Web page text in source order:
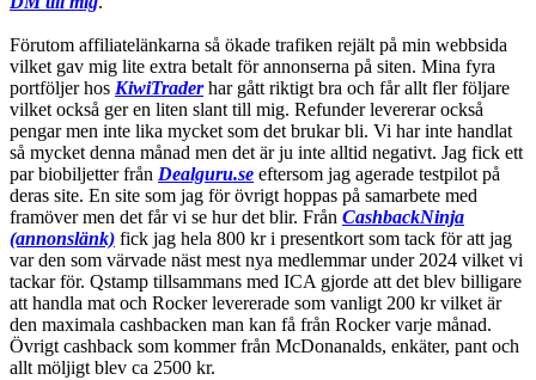
Förutom affiliatelänkarna så ökade trafiken rejält på min webbsida
vilket gav mig lite extra betalt för annonserna på siten. Mina fyra
portföljer hos KiwiTraderhar gått riktigt bra och får allt fler följare
vilket också ger en liten slant till mig. Refunder levererar också
pengar men inte lika mycket som det brukar bli. Vi har inte handlat
så mycket denna månad men det är ju inte alltid negativt. Jag fick ett
par biobiljetter från Dealguru.se eftersom jag agerade testpilot på
deras site. En site som jag för övrigt hoppas på samarbete med
framöver men det får vi se hur det blir. Från CashbackNinja
(annonslänk) fick jag hela 800 kr i presentkort som tack för att jag
var den som värvade näst mest nya medlemmar under 2024 vilket vi
tackar för. Qstamp tillsammans med ICA gjorde att det blev billigare
att handla mat och Rocker levererade som vanligt 200 kr vilket är
den maximala cashbacken man kan få från Rocker varje månad.
Övrigt cashback som kommer från McDonanalds, enkäter, pant och
allt möljigt blev ca 2500 kr.